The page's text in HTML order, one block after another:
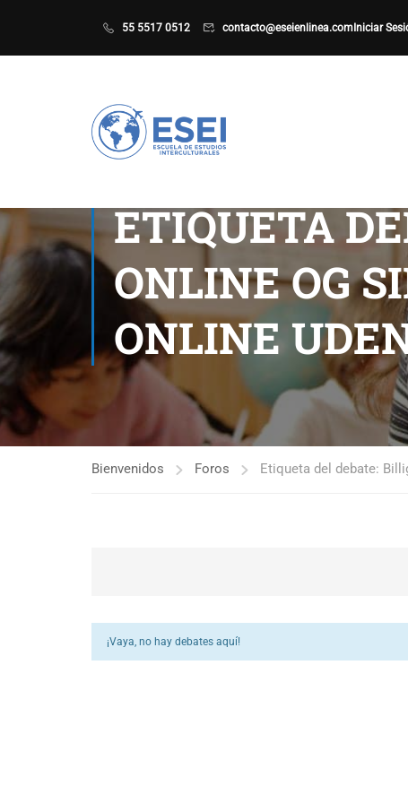
55 5517 0512 contacto@eseienlinea.com Iniciar
ETIQUETA
ONLINE OG
ONLINE
Bienvenidos Foros Etiqueta del debate:
¡Vaya, no hay debates aquí!